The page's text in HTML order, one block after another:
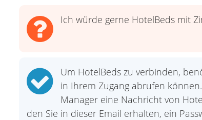
Ich würde gerne HotelBeds mit
Um HotelBeds zu verbinden,
in Ihrem Zugang abrufen
Manager eine Nachricht von
den Sie in dieser Email erhalten, ein